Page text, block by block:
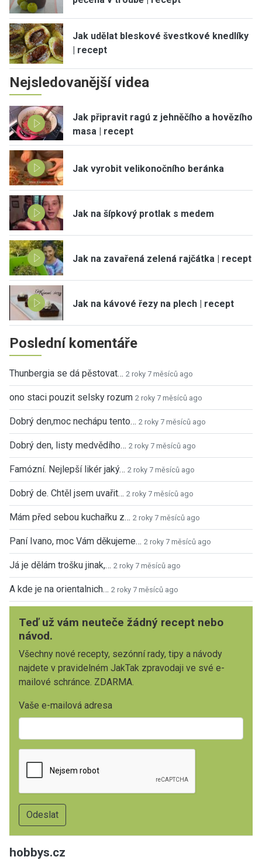
Jak udělat bleskové švestkové knedlíky
| recept
Nejsledovanější videa
Jak připravit ragú z jehněčího a hovězího
masa | recept
Jak vyrobit velikonočního beránka
Jak na šípkový protlak s medem
Jak na zavařená zelená rajčátka | recept
Jak na kávové řezy na plech | recept
Poslední komentáře
Thunbergia se dá pěstovat… 2 roky 7 měsíců ago
ono staci pouzit selsky rozum 2 roky 7 měsíců ago
Dobrý den,moc nechápu tento… 2 roky 7 měsíců ago
Dobrý den, listy medvědího… 2 roky 7 měsíců ago
Famózní. Nejlepší likér jaký… 2 roky 7 měsíců ago
Dobrý de. Chtěl jsem uvařit… 2 roky 7 měsíců ago
Mám před sebou kuchařku z… 2 roky 7 měsíců ago
Paní Ivano, moc Vám děkujeme… 2 roky 7 měsíců ago
Já je dělám trošku jinak,… 2 roky 7 měsíců ago
A kde je na orientalnich… 2 roky 7 měsíců ago
Teď už vám neuteče žádný recept nebo
návod.
Všechny nové recepty, sezónní rady, tipy a návody
najdete v pravidelném JakTak zpravodaji ve své e-
mailové schránce. ZDARMA.
Vaše e-mailová adresa
hobbys.cz